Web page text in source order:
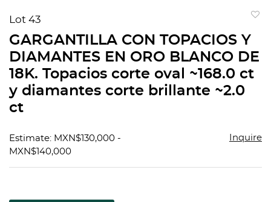
Lot 43
GARGANTILLA CON TOPACIOS Y
DIAMANTES EN ORO BLANCO DE
18K. Topacios corte oval ~168.0 ct
y diamantes corte brillante ~2.0
ct
Estimate: MXN$130,000 -
MXN$140,000
Inquire